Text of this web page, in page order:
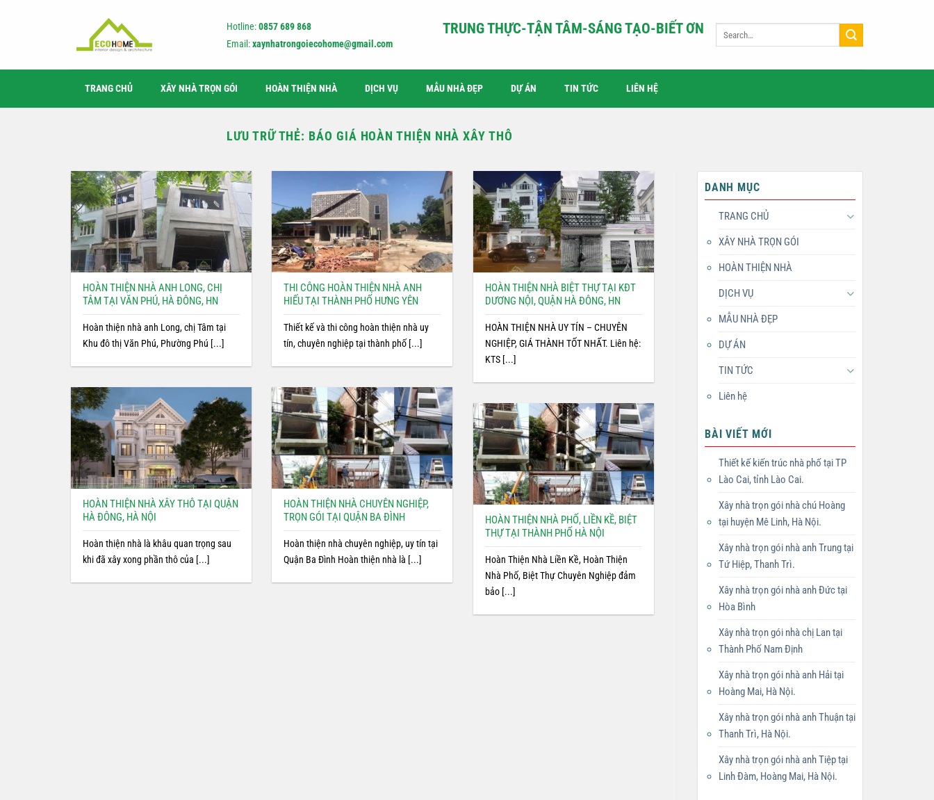
Hotline:0857 689 868
Email:xaynhatrongoiecohome@gmail.com
TRUNG THỰC-TẬN TÂM-SÁNG TẠO-BIẾT ƠN
TRANG CHỦ XÂY NHÀ TRỌN GÓI HOÀN THIỆN NHÀ DỊCH VỤ MẪU NHÀ ĐẸP DỰ ÁN TIN TỨC LIÊN HỆ
LƯU TRỮ THẺ: BÁO GIÁ HOÀN THIỆN NHÀ XÂY THÔ
HOÀN THIỆN NHÀ ANH LONG, CHỊ
TÂM TẠI VĂN PHÚ, HÀ ĐÔNG, HN
Hoàn thiện nhà anh Long, chị Tâm tại
Khu đô thị Văn Phú, Phường Phú [...]
THI CÔNG HOÀN THIỆN NHÀ ANH
HIẾU TẠI THÀNH PHỐ HƯNG YÊN
Thiết kế và thi công hoàn thiện nhà uy
tín, chuyên nghiệp tại thành phố [...]
HOÀN THIỆN NHÀ BIỆT THỰ TẠI KĐT
DƯƠNG NỘI, QUẬN HÀ ĐÔNG, HN
HOÀN THIỆN NHÀ UY TÍN – CHUYÊN
NGHIỆP, GIÁ THÀNH TỐT NHẤT. Liên hệ:
KTS [...]
HOÀN THIỆN NHÀ XÂY THÔ TẠI QUẬN
HÀ ĐÔNG, HÀ NỘI
Hoàn thiện nhà là khâu quan trọng sau
khi đã xây xong phần thô của [...]
HOÀN THIỆN NHÀ CHUYÊN NGHIỆP,
TRỌN GÓI TẠI QUẬN BA ĐÌNH
Hoàn thiện nhà chuyên nghiệp, uy tín tại
Quận Ba Đình Hoàn thiện nhà là [...]
HOÀN THIỆN NHÀ PHỐ, LIỀN KỀ, BIỆT
THỰ TẠI THÀNH PHỐ HÀ NỘI
Hoàn Thiện Nhà Liền Kề, Hoàn Thiện
Nhà Phố, Biệt Thự Chuyên Nghiệp đảm
bảo [...]
DANH MỤC
TRANG CHỦ
XÂY NHÀ TRỌN GÓI
HOÀN THIỆN NHÀ
DỊCH VỤ
MẪU NHÀ ĐẸP
DỰ ÁN
TIN TỨC
Liên hệ
BÀI VIẾT MỚI
Thiết kế kiến trúc nhà phố tại TP
Lào Cai, tỉnh Lào Cai.
Xây nhà trọn gói nhà chú Hoàng
tại huyện Mê Linh, Hà Nội.
Xây nhà trọn gói nhà anh Trung tại
Tứ Hiệp, Thanh Trì.
Xây nhà trọn gói nhà anh Đức tại
Hòa Bình
Xây nhà trọn gói nhà chị Lan tại
Thành Phố Nam Định
Xây nhà trọn gói nhà anh Hải tại
Hoàng Mai, Hà Nội.
Xây nhà trọn gói nhà anh Thuận tại
Thanh Trì, Hà Nội.
Xây nhà trọn gói nhà anh Tiệp tại
Linh Đàm, Hoàng Mai, Hà Nội.